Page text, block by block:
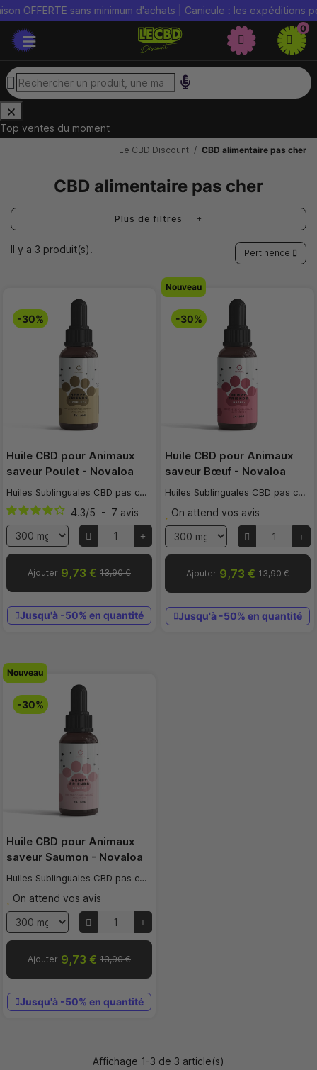
sans minimum d'achats | Canicule : les expéditions
0
Top ventes du moment
Le CBD Discount CBD alimentaire pas cher
CBD alimentaire pas cher
Plus de filtres
Il y a 3 produit(s). Pertinence
-30%
Huile CBD pour Animaux
saveur Poulet - Novaloa
Huiles Sublinguales CBD pas cher
4.3/5 - 7 avis
Ajouter 9,73 € 13,90 €
Jusqu'à -50% en quantité
Nouveau
-30%
Huile CBD pour Animaux
saveur Bœuf - Novaloa
Huiles Sublinguales CBD pas cher
On attend vos avis
Ajouter 9,73 € 13,90 €
Jusqu'à -50% en quantité
Nouveau
-30%
Huile CBD pour Animaux
saveur Saumon - Novaloa
Huiles Sublinguales CBD pas cher
On attend vos avis
Ajouter 9,73 € 13,90 €
Jusqu'à -50% en quantité
Affichage 1-3 de 3 article(s)